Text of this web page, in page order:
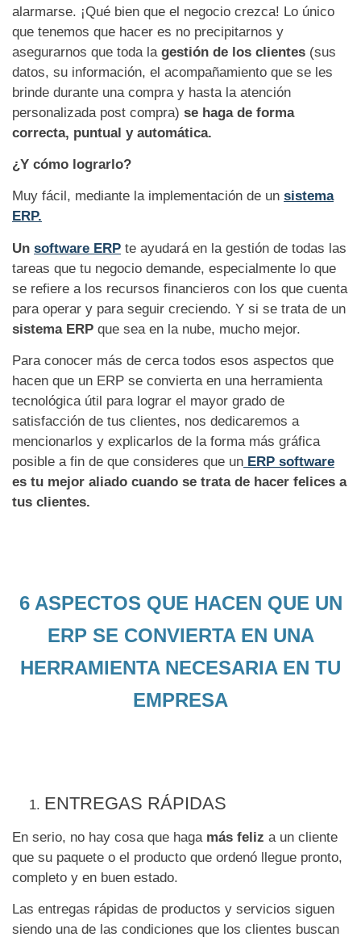
alarmarse. ¡Qué bien que el negocio crezca! Lo único
que tenemos que hacer es no precipitarnos y
asegurarnos que toda la gestión de los clientes (sus
datos, su información, el acompañamiento que se les
brinde durante una compra y hasta la atención
personalizada post compra) se haga de forma
correcta, puntual y automática.
¿Y cómo lograrlo?
Muy fácil, mediante la implementación de un sistema
ERP.
Un software ERP te ayudará en la gestión de todas las
tareas que tu negocio demande, especialmente lo que
se refiere a los recursos financieros con los que cuenta
para operar y para seguir creciendo. Y si se trata de un
sistema ERP que sea en la nube, mucho mejor.
Para conocer más de cerca todos esos aspectos que
hacen que un ERP se convierta en una herramienta
tecnológica útil para lograr el mayor grado de
satisfacción de tus clientes, nos dedicaremos a
mencionarlos y explicarlos de la forma más gráfica
posible a fin de que consideres que un ERP software
es tu mejor aliado cuando se trata de hacer felices a
tus clientes.
6 ASPECTOS QUE HACEN QUE UN
ERP SE CONVIERTA EN UNA
HERRAMIENTA NECESARIA EN TU
EMPRESA
ENTREGAS RÁPIDAS
En serio, no hay cosa que haga más feliz a un cliente
que su paquete o el producto que ordenó llegue pronto,
completo y en buen estado.
Las entregas rápidas de productos y servicios siguen
siendo una de las condiciones que los clientes buscan